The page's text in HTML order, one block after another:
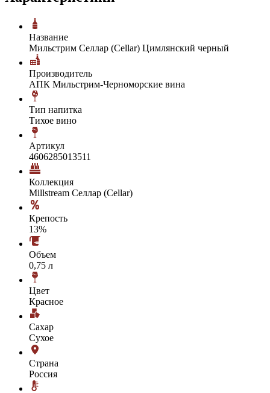
Название
Мильстрим Селлар (Cellar) Цимлянский черный
Производитель
АПК Мильстрим-Черноморские вина
Тип напитка
Тихое вино
Артикул
4606285013511
Коллекция
Millstream Селлар (Cellar)
Крепость
13%
Объем
0,75 л
Цвет
Красное
Сахар
Сухое
Страна
Россия